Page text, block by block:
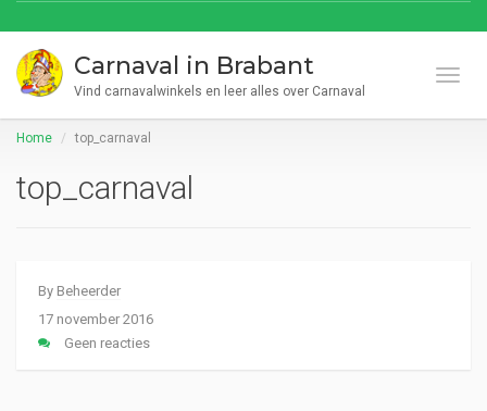
Carnaval in Brabant
Vind carnavalwinkels en leer alles over Carnaval
Home top_carnaval
top_carnaval
By Beheerder
17 november 2016
Geen reacties